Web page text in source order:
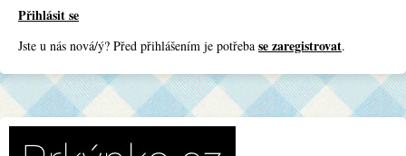
Přihlásit se
Jste u nás nová/ý? Před přihlášením je potřeba se zaregistrovat.